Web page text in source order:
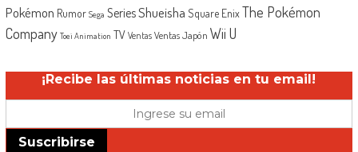
Pokémon Rumor Sega SeriesShueisha Square EnixThe Pokémon
Company Toei Animation TV Ventas Ventas Japón Wii U
¡Recibe las últimas noticias en tu email!
Suscribirse